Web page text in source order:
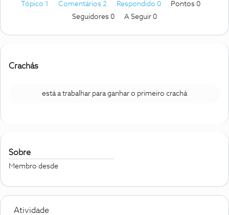
Tópico 1 Comentários 2 Respondido 0
Pontos 0
Seguidores 0 A Seguir 0
Crachás
está a trabalhar para ganhar o primeiro crachá
Sobre
Membro desde
Atividade